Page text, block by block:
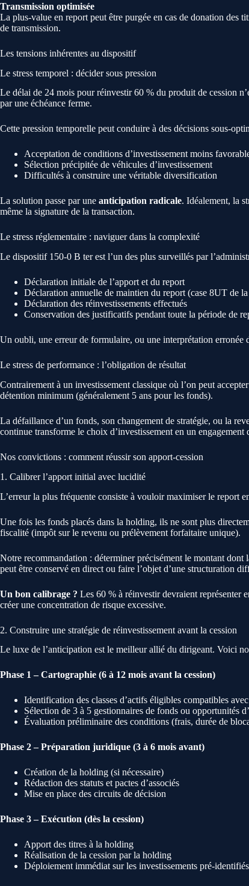
Transmission optimisée
La plus-value en report peut être purgée en cas de donation des
de transmission.
Les tensions inhérentes au dispositif
Le stress temporel : décider sous pression
Le délai de 24 mois pour réinvestir 60 % du produit de cession
par une échéance ferme.
Cette pression temporelle peut conduire à des décisions sous-
Acceptation de conditions d’investissement moins
Sélection précipitée de véhicules d’investissement
Difficultés à construire une véritable diversification
La solution passe par une anticipation radicale. Idéalement, la
même la signature de la transaction.
Le stress réglementaire : naviguer dans la complexité
Le dispositif 150-0 B ter est l’un des plus surveillés par
Déclaration initiale de l’apport et du report
Déclaration annuelle de maintien du report (case 8UT de
Déclaration des réinvestissements effectués
Conservation des justificatifs pendant toute la période de
Un oubli, une erreur de formulaire, ou une interprétation erronée
Le stress de performance : l’obligation de résultat
Contrairement à un investissement classique où l’on peut
détention minimum (généralement 5 ans pour les fonds).
La défaillance d’un fonds, son changement de stratégie, ou la
continue transforme le choix d’investissement en un
Nos convictions : comment réussir son apport-cession
1. Calibrer l’apport initial avec lucidité
L’erreur la plus fréquente consiste à vouloir maximiser le report
Une fois les fonds placés dans la holding, ils ne sont plus
fiscalité (impôt sur le revenu ou prélèvement forfaitaire unique).
Notre recommandation : déterminer précisément le montant dont
peut être conservé en direct ou faire l’objet d’une structuration
Un bon calibrage ? Les 60 % à réinvestir devraient représenter
créer une concentration de risque excessive.
2. Construire une stratégie de réinvestissement avant la cession
Le luxe de l’anticipation est le meilleur allié du dirigeant. Voici
Phase 1 – Cartographie (6 à 12 mois avant la cession)
Identification des classes d’actifs éligibles compatibles
Sélection de 3 à 5 gestionnaires de fonds ou opportunités
Évaluation préliminaire des conditions (frais, durée de
Phase 2 – Préparation juridique (3 à 6 mois avant)
Création de la holding (si nécessaire)
Rédaction des statuts et pactes d’associés
Mise en place des circuits de décision
Phase 3 – Exécution (dès la cession)
Apport des titres à la holding
Réalisation de la cession par la holding
Déploiement immédiat sur les investissements pré-identifiés